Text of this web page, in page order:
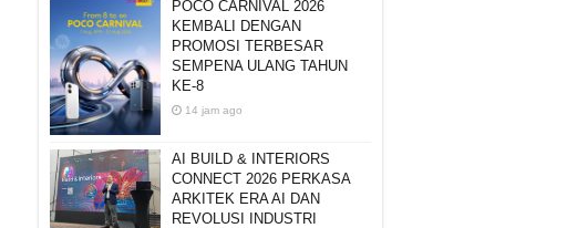
POCO CARNIVAL 2026
KEMBALI DENGAN
PROMOSI TERBESAR
SEMPENA ULANG TAHUN
KE-8
14 jam ago
AI BUILD & INTERIORS
CONNECT 2026 PERKASA
ARKITEK ERA AI DAN
REVOLUSI INDUSTRI